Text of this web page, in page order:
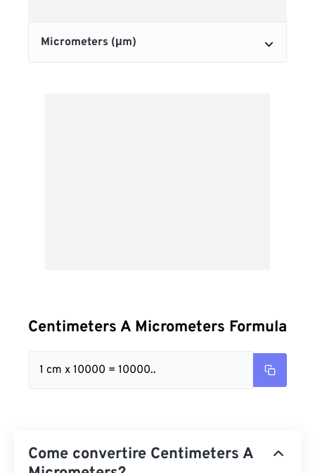
Centimeters A Micrometers Formula
1 cm x 10000 = 10000..
Come convertire Centimeters A